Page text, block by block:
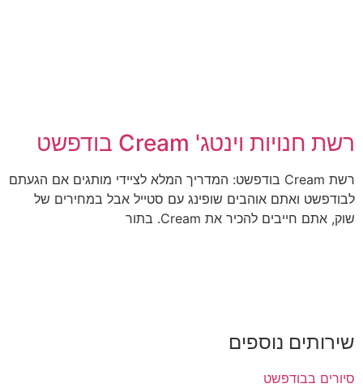
רשת חנויות וינטג' Cream בודפשט
רשת Cream בודפשט: המדריך המלא לציידי מותגים אם הגעתם
לבודפשט ואתם אוהבים שופינג עם סטייל אבל במחירים של
שוק, אתם חייבים להכיר את Cream. בתור
שירותים נוספים
סיורים בבודפשט